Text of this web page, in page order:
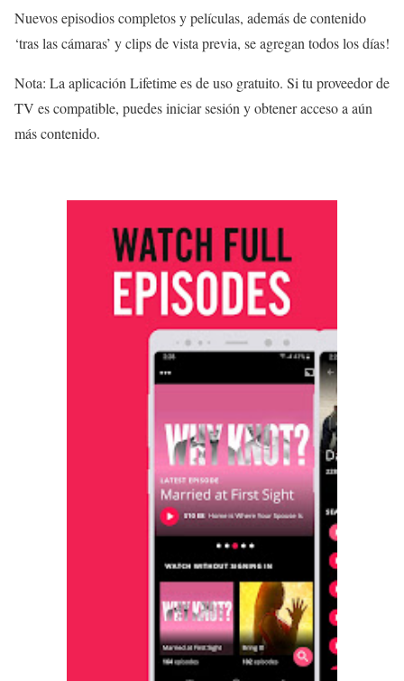
Nuevos episodios completos y películas, además de contenido
‘tras las cámaras’ y clips de vista previa, se agregan todos los días!
Nota: La aplicación Lifetime es de uso gratuito. Si tu proveedor de
TV es compatible, puedes iniciar sesión y obtener acceso a aún
más contenido.